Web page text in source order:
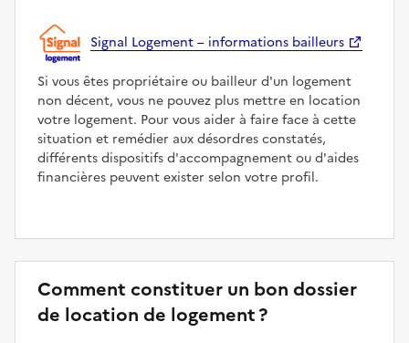
Signal Logement – informations bailleurs
Si vous êtes propriétaire ou bailleur d'un logement
non décent, vous ne pouvez plus mettre en location
votre logement. Pour vous aider à faire face à cette
situation et remédier aux désordres constatés,
différents dispositifs d'accompagnement ou d'aides
financières peuvent exister selon votre profil.
Comment constituer un bon dossier
de location de logement ?